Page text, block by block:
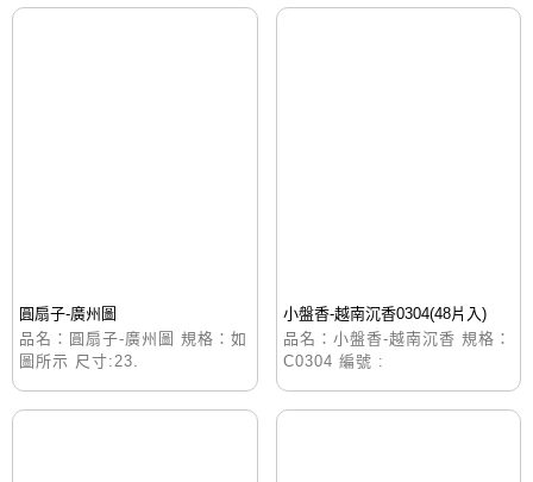
圓扇子-廣州圖
品名：圓扇子-廣州圖 規格：如
圖所示 尺寸:23.
小盤香-越南沉香0304(48片入)
品名：小盤香-越南沉香 規格：
C0304 編號 :